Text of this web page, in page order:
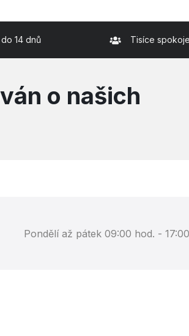
14 dnů Tisíce
o našich
Pondělí až pátek 09:00 hod. -